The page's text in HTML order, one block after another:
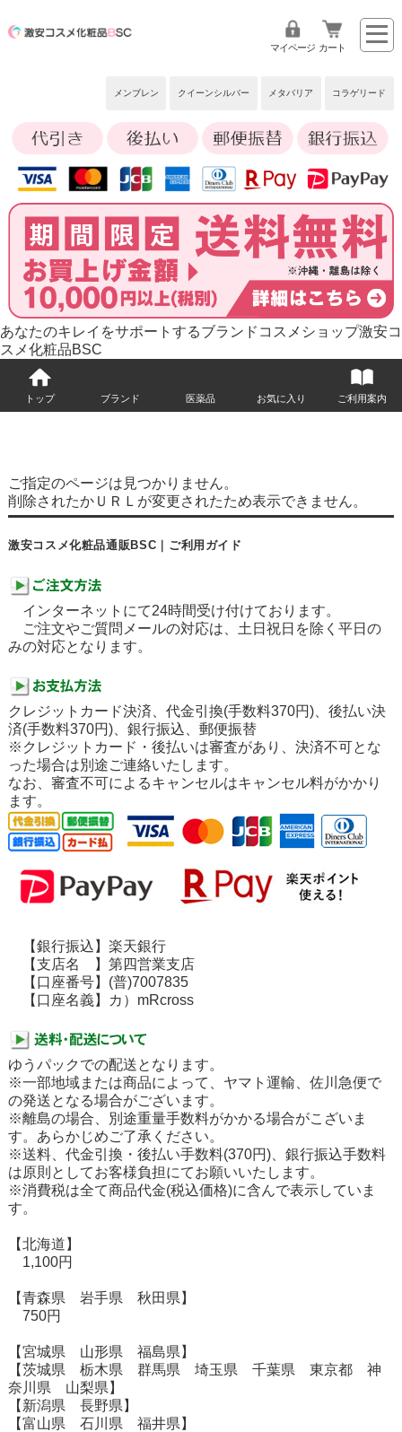
メンブレン クイーンシルバー メタバリア コラゲリード
マイページ カート
あなたのキレイをサポートするブランドコスメショップ激安コ
スメ化粧品BSC
トップ ブランド 医薬品 お気に入り ご利用案内
ご指定のページは見つかりません。
削除されたかＵＲＬが変更されたため表示できません。
激安コスメ化粧品通販BSC｜ご利用ガイド
インターネットにて24時間受け付けております。
ご注文やご質問メールの対応は、土日祝日を除く平日の
みの対応となります。
クレジットカード決済、代金引換(手数料370円)、後払い決
済(手数料370円)、銀行振込、郵便振替
※クレジットカード・後払いは審査があり、決済不可とな
った場合は別途ご連絡いたします。
なお、審査不可によるキャンセルはキャンセル料がかかり
ます。
【銀行振込】楽天銀行
【支店名 】第四営業支店
【口座番号】(普)7007835
【口座名義】カ）mRcross
ゆうパックでの配送となります。
※一部地域または商品によって、ヤマト運輸、佐川急便で
の発送となる場合がございます。
※離島の場合、別途重量手数料がかかる場合がこざいま
す。あらかじめご了承ください。
※送料、代金引換・後払い手数料(370円)、銀行振込手数料
は原則としてお客様負担にてお願いいたします。
※消費税は全て商品代金(税込価格)に含んで表示していま
す。
【北海道】
1,100円
【青森県 岩手県 秋田県】
750円
【宮城県 山形県 福島県】
【茨城県 栃木県 群馬県 埼玉県 千葉県 東京都 神
奈川県 山梨県】
【新潟県 長野県】
【富山県 石川県 福井県】